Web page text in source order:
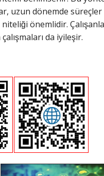
uzun dönemde süreçler
niteliği önemlidir.
da iyileşir.